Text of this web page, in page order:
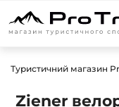
Туристичний магазин
Ziener